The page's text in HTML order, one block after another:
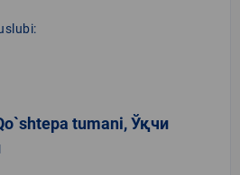
tumani, Ўқчи